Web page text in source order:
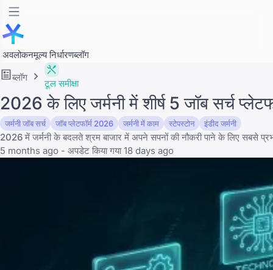
अवलोकनमूल्य निर्धारणब्लॉग
ब्लॉग
टूल समीक्षा
2026 के लिए जर्मनी में शीर्ष 5 जॉब सर्च
जर्मनी जॉब सर्च जॉब प्लेटफॉर्म 2026 जर्मनी में काम स्टेपस्टोन इंडीद जर्मनी
2026 में जर्मनी के बदलते श्रम बाजार में अपने सपनों की नौकरी पाने के लिए सबसे
5 months ago - अपडेट किया गया 18 days ago